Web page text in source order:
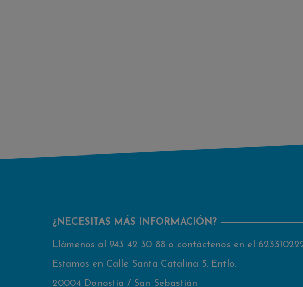
¿NECESITAS MÁS INFORMACIÓN?
Llámenos al 943 42 30 88 o contáctenos en el
Estamos en Calle Santa Catalina 5. Entlo.
20004 Donostia / San Sebastián